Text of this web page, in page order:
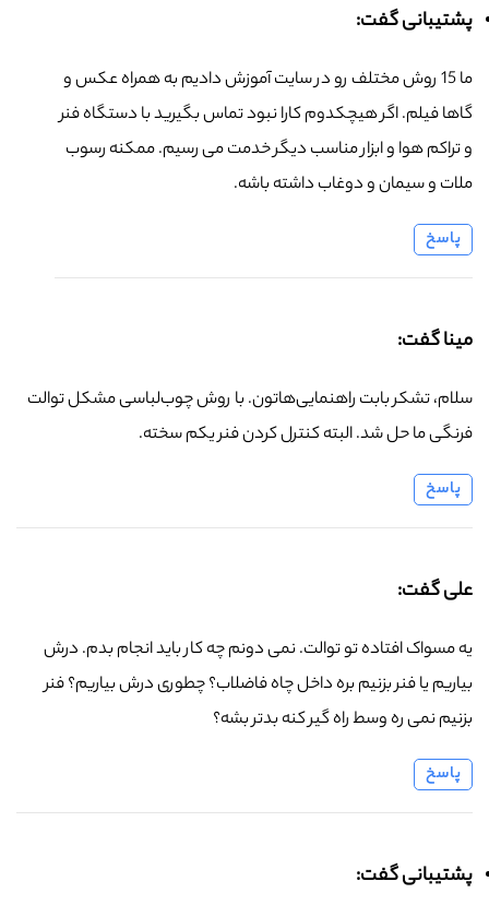
پشتیبانی گفت:
ما 15 روش مختلف رو در سایت آموزش دادیم به همراه عکس و
گاها فیلم. اگر هیچکدوم کارا نبود تماس بگیرید با دستگاه فنر
و تراکم هوا و ابزار مناسب دیگر خدمت می رسیم. ممکنه رسوب
ملات و سیمان و دوغاب داشته باشه.
پاسخ
مینا گفت:
سلام، تشکر بابت راهنمایی‌هاتون. با روش چوب‌لباسی مشکل توالت
فرنگی ما حل شد. البته کنترل کردن فنر یکم سخته.
پاسخ
علی گفت:
یه مسواک افتاده تو توالت. نمی دونم چه کار باید انجام بدم. درش
بیاریم یا فنر بزنیم بره داخل چاه فاضلاب؟ چطوری درش بیاریم؟ فنر
بزنیم نمی ره وسط راه گیر کنه بدتر بشه؟
پاسخ
پشتیبانی گفت: